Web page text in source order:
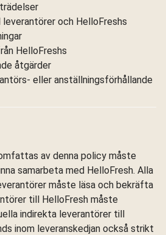
leverantörer och HelloFreshs
HelloFreshs
åtgärder
eller anställningsförhållande
av denna policy måste
samarbeta med HelloFresh. Alla
måste läsa och bekräfta
till HelloFresh måste
indirekta leverantörer till
inom leveranskedjan också strikt